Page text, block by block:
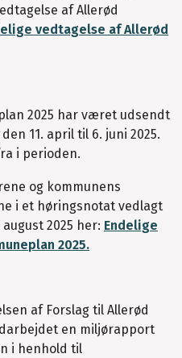
af Allerød
vedtagelse af Allerød
2025 har været udsendt
11. april til 6. juni 2025.
i perioden.
og kommunens
i et høringsnotat vedlagt
2025 her: Endelige
2025.
af Forslag til Allerød
en miljørapport
i henhold til